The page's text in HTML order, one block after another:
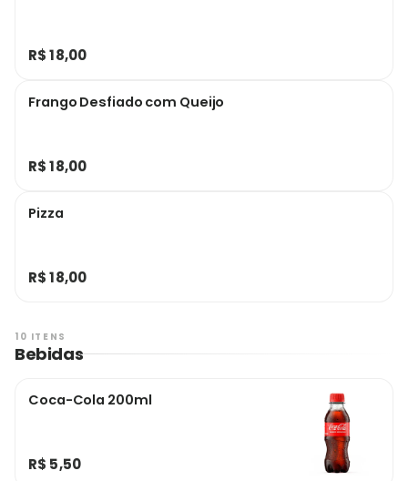
R$ 18,00
Frango Desfiado com Queijo
R$ 18,00
Pizza
R$ 18,00
10 ITENS
Bebidas
Coca-Cola 200ml
R$ 5,50